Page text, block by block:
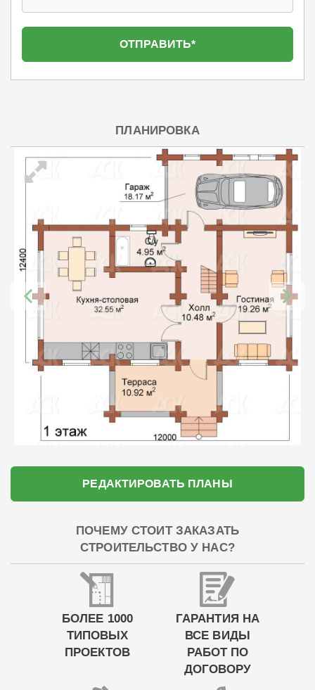
ПЛАНИРОВКА
РЕДАКТИРОВАТЬ ПЛАНЫ
ПОЧЕМУ СТОИТ ЗАКАЗАТЬ
СТРОИТЕЛЬСТВО У НАС?
БОЛЕЕ 1000
ТИПОВЫХ
ПРОЕКТОВ
ГАРАНТИЯ НА
ВСЕ ВИДЫ
РАБОТ ПО
ДОГОВОРУ